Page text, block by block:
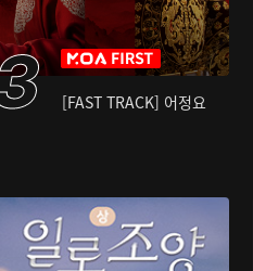
[FAST TRACK] 어정요